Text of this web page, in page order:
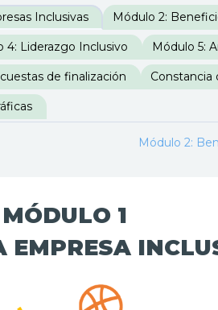
Inclusivas
4: Liderazgo Inclusivo
de finalización Constancia
Módulo 2:
MÓDULO 1
EMPRESA